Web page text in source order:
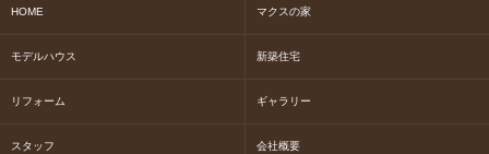
HOME マクスの家
モデルハウス 新築住宅
リフォーム ギャラリー
スタッフ 会社概要